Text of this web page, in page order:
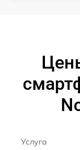
Услуга